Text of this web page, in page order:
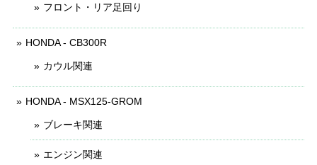
フロント・リア足回り
HONDA - CB300R
カウル関連
HONDA - MSX125-GROM
ブレーキ関連
エンジン関連